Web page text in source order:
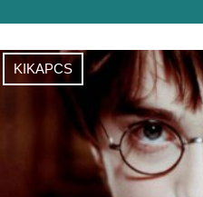
KIKAPCS